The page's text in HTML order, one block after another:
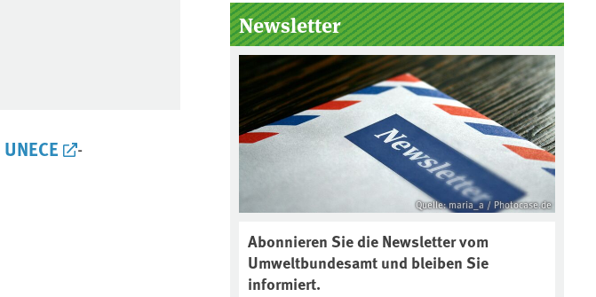
UNECE
-
Newsletter
Quelle: maria_a / Photocase.de
Abonnieren Sie die Newsletter vom
Umweltbundesamt und bleiben Sie
informiert.